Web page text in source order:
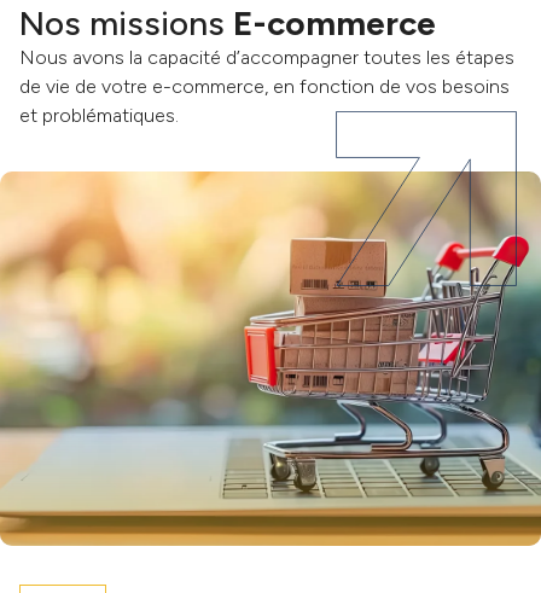
Nos missions E-commerce
Nous avons la capacité d’accompagner toutes les étapes
de vie de votre e-commerce, en fonction de vos besoins
et problématiques.